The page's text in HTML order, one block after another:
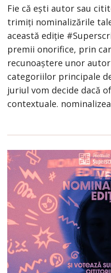
Fie că ești autor sau
trimiți nominalizările
această ediție
premii onorifice, prin
recunoaștere unor
categoriilor principale
juriul vom decide dacă
contextuale.